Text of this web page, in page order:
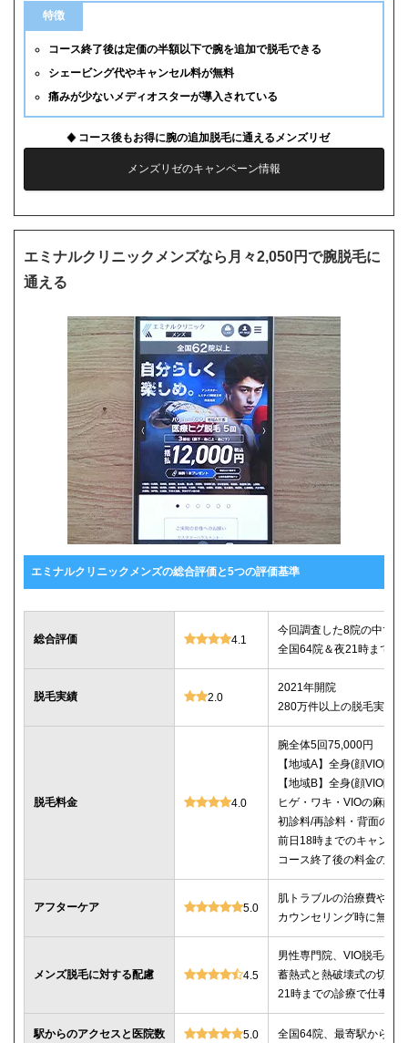
特徴
コース終了後は定価の半額以下で腕を追加で脱毛できる
シェービング代やキャンセル料が無料
痛みが少ないメディオスターが導入されている
コース後もお得に腕の追加脱毛に通えるメンズリゼ
メンズリゼのキャンペーン情報
エミナルクリニックメンズなら月々2,050円で腕脱毛に
通える
エミナルクリニックメンズの総合評価と5つの評価基準
総合評価 4.1
今回調査した8院の中で
全国64院＆夜21時までの
脱毛実績 2.0
2021年開院
280万件以上の脱毛実績
脱毛料金 4.0
腕全体5回75,000円
【地域A】全身(顔VIO除
【地域B】全身(顔VIO除
ヒゲ・ワキ・VIOの麻酔
初診料/再診料・背面のシ
前日18時までのキャンセ
コース終了後の料金の記
アフターケア 5.0
肌トラブルの治療費や薬
カウンセリング時に無料
メンズ脱毛に対する配慮 4.5
男性専門院、VIO脱毛の
蓄熱式と熱破壊式の切替
21時までの診療で仕事帰
駅からのアクセスと医院数 5.0 全国64院、最寄駅から徒